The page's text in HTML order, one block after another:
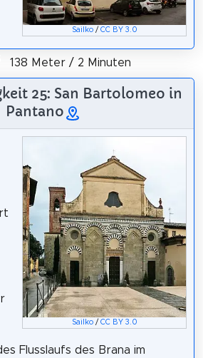
Sailko/ CC BY 3.0
138 Meter / 2 Minuten
25: San Bartolomeo in
Pantano
Sailko/ CC BY 3.0
Flusslaufs des Brana im